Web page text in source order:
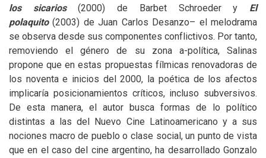
los sicarios(2000) de Barbet Schroeder y El
polaquito(2003) de Juan Carlos Desanzo– el melodrama
se observa desde sus componentes conflictivos. Por tanto,
removiendo el género de su zona a-política, Salinas
propone que en estas propuestas fílmicas renovadoras de
los noventa e inicios del 2000, la poética de los afectos
implicaría posicionamientos críticos, incluso subversivos.
De esta manera, el autor busca formas de lo político
distintas a las del Nuevo Cine Latinoamericano y a sus
nociones macro de pueblo o clase social, un punto de vista
que en el caso del cine argentino, ha desarrollado Gonzalo